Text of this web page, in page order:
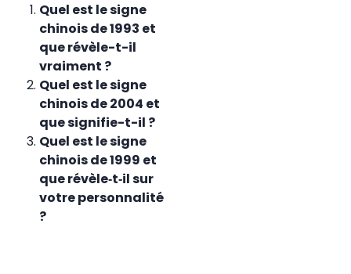
Quel est le signe
chinois de 1993 et
que révèle-t-il
vraiment ?
Quel est le signe
chinois de 2004 et
que signifie-t-il ?
Quel est le signe
chinois de 1999 et
que révèle‑t‑il sur
votre personnalité
?